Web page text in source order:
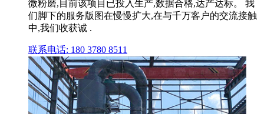
微粉磨,目前该项目已投入生产,数据合格,达产达标。 我
们脚下的服务版图在慢慢扩大,在与千万客户的交流接触
中,我们收获诚 .
联系电话: 180 3780 8511